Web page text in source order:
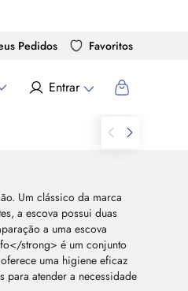
Pedidos Favoritos
Entrar